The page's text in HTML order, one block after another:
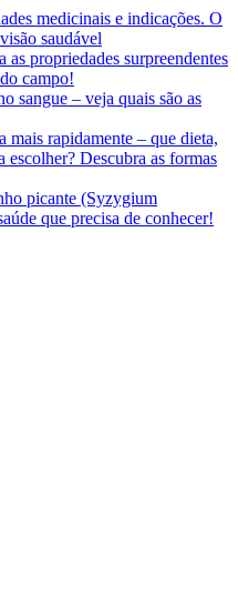
medicinais e indicações. O
saudável
as propriedades surpreendentes
campo!
sangue – veja quais são as
mais rapidamente – que dieta,
escolher? Descubra as formas
picante (Syzygium
que precisa de conhecer!